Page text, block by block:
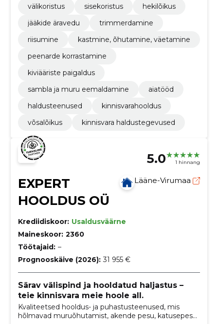
välikoristus
sisekoristus
hekilõikus
jääkide äravedu
trimmerdamine
riisumine
kastmine, õhutamine, väetamine
peenarde korrastamine
kiviääriste paigaldus
sambla ja muru eemaldamine
aiatööd
haldusteenused
kinnisvarahooldus
võsalõikus
kinnisvara haldustegevused
5.0 1 hinnang
EXPERT
HOOLDUS OÜ
Lääne-Virumaa
Krediidiskoor: Usaldusväärne
Maineskoor: 2360
Töötajaid: –
Prognooskäive (2026): 31 955 €
Särav välispind ja hooldatud haljastus –
teie kinnisvara meie hoole all.
Kvaliteetsed hooldus- ja puhastusteenused, mis
hõlmavad muruõhutamist, akende pesu, katusepesu,